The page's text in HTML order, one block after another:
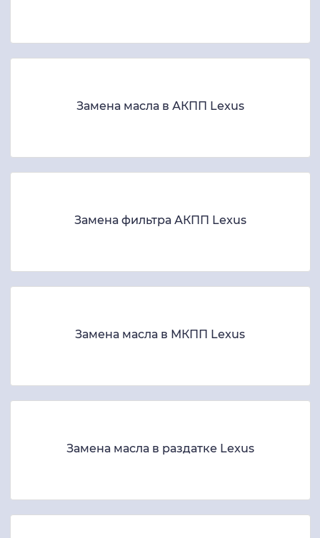
Замена масла в АКПП Lexus
Замена фильтра АКПП Lexus
Замена масла в МКПП Lexus
Замена масла в раздатке Lexus